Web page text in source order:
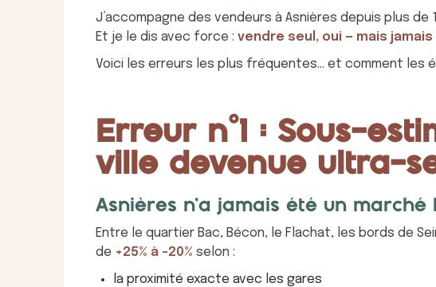
J’accompagne des vendeurs à Asnières depuis plus de
Et je le dis avec force : vendre seul, oui — mais
Voici les erreurs les plus fréquentes… et comment les
Erreur n°1 : Sous-
ville devenue ultra-
Asnières n’a jamais été un marché
Entre le quartier Bac, Bécon, le Flachat, les bords de
de +25% à -20% selon :
la proximité exacte avec les gares